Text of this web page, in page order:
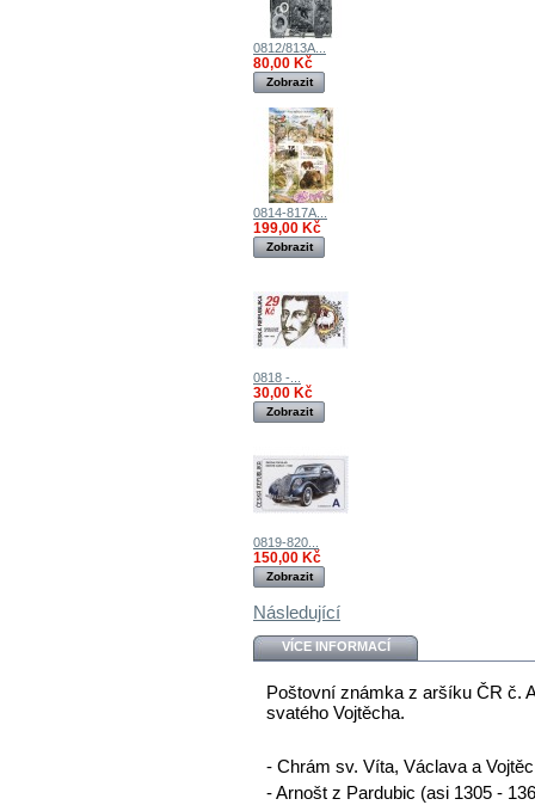
0812/813A...
80,00 Kč
Zobrazit
0814-817A...
199,00 Kč
Zobrazit
0818 -...
30,00 Kč
Zobrazit
0819-820...
150,00 Kč
Zobrazit
Následující
VÍCE INFORMACÍ
Poštovní známka z aršíku ČR č.
svatého Vojtěcha .
- Chrám sv. Víta, Václava a
- Arnošt z Pardubic (asi 1305 -